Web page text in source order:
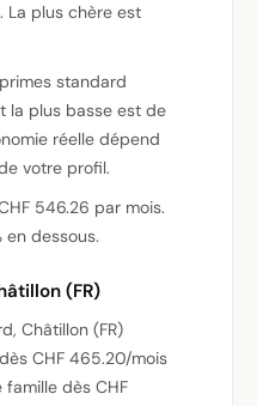
La plus chère est
standard
la plus basse est de
réelle dépend
votre profil.
546.26 par mois.
en dessous.
(FR)
Châtillon (FR)
CHF 465.20/mois
dès CHF